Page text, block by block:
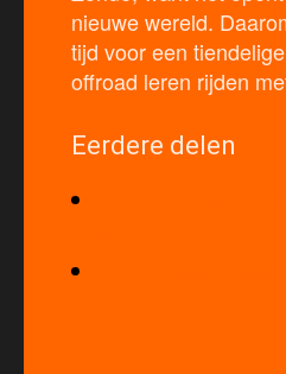
nieuwe wereld.
tijd voor een
offroad leren rijden
Eerdere delen